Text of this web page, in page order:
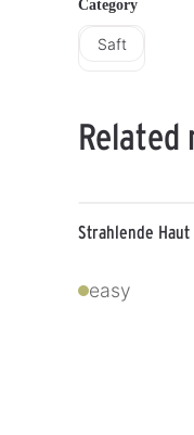
Category
Saft
Related
Strahlende Haut
easy